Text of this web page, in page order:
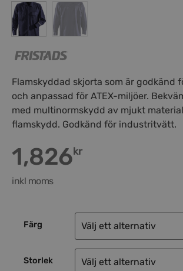
Flamskyddad skjorta som är godkänd
och anpassad för ATEX-miljöer.
med multinormskydd av mjukt
flamskydd. Godkänd för industritvätt.
1,826kr
inkl moms
Färg
Storlek